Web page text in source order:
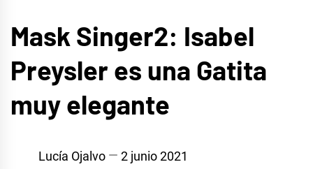
SERIES
Y TV
MÚSICA
Mask Singer2: Isabel
Preysler es una Gatita
muy elegante
Lucía Ojalvo 2 junio 2021